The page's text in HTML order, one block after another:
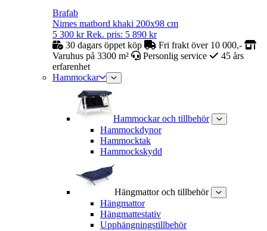
Brafab
Nimes matbord khaki 200x98 cm
5 300 kr Rek. pris: 5 890 kr
30 dagars öppet köp
Fri frakt över 10 000,-
Varuhus på 3300 m²
Personlig service
45 års
erfarenhet
Hammockar
Hammockar och tillbehör
Hammockdynor
Hammocktak
Hammockskydd
Hängmattor och tillbehör
Hängmattor
Hängmattestativ
Upphängningstillbehör